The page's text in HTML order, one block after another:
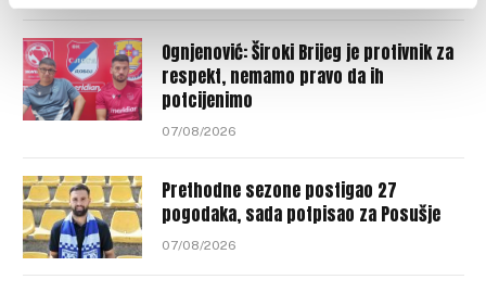
Ognjenović: Široki Brijeg je protivnik za
respekt, nemamo pravo da ih
potcijenimo
07/08/2026
Prethodne sezone postigao 27
pogodaka, sada potpisao za Posušje
07/08/2026